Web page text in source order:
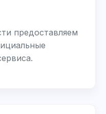
предоставляем